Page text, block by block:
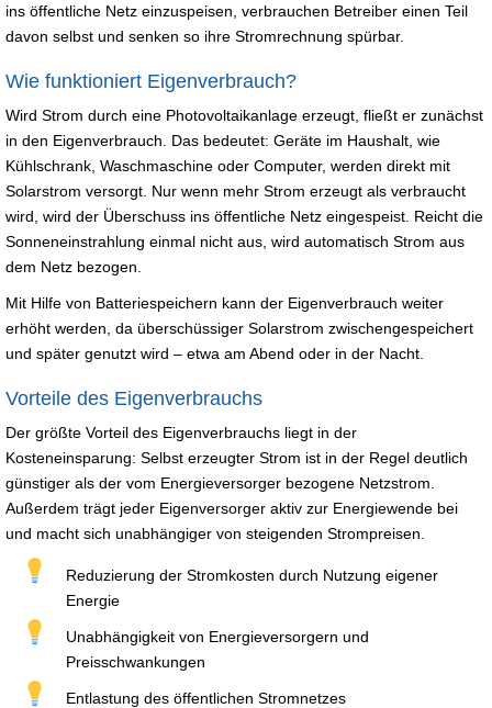
ins öffentliche Netz einzuspeisen, verbrauchen Betreiber einen Teil
davon selbst und senken so ihre Stromrechnung spürbar.
Wie funktioniert Eigenverbrauch?
Wird Strom durch eine Photovoltaikanlage erzeugt, fließt er zunächst
in den Eigenverbrauch. Das bedeutet: Geräte im Haushalt, wie
Kühlschrank, Waschmaschine oder Computer, werden direkt mit
Solarstrom versorgt. Nur wenn mehr Strom erzeugt als verbraucht
wird, wird der Überschuss ins öffentliche Netz eingespeist. Reicht die
Sonneneinstrahlung einmal nicht aus, wird automatisch Strom aus
dem Netz bezogen.
Mit Hilfe von Batteriespeichern kann der Eigenverbrauch weiter
erhöht werden, da überschüssiger Solarstrom zwischengespeichert
und später genutzt wird – etwa am Abend oder in der Nacht.
Vorteile des Eigenverbrauchs
Der größte Vorteil des Eigenverbrauchs liegt in der
Kosteneinsparung: Selbst erzeugter Strom ist in der Regel deutlich
günstiger als der vom Energieversorger bezogene Netzstrom.
Außerdem trägt jeder Eigenversorger aktiv zur Energiewende bei
und macht sich unabhängiger von steigenden Strompreisen.
Reduzierung der Stromkosten durch Nutzung eigener
Energie
Unabhängigkeit von Energieversorgern und
Preisschwankungen
Entlastung des öffentlichen Stromnetzes